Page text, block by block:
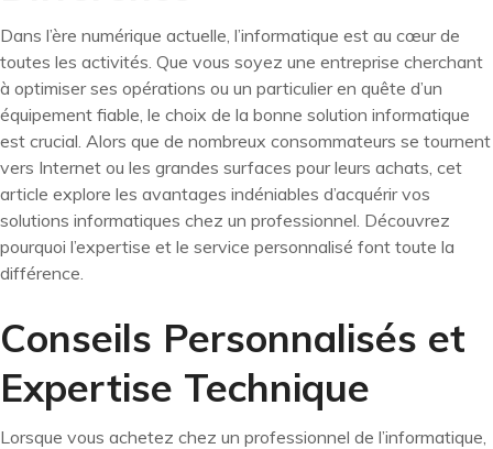
Dans l’ère numérique actuelle, l’informatique est au cœur de
toutes les activités. Que vous soyez une entreprise cherchant
à optimiser ses opérations ou un particulier en quête d’un
équipement fiable, le choix de la bonne solution informatique
est crucial. Alors que de nombreux consommateurs se tournent
vers Internet ou les grandes surfaces pour leurs achats, cet
article explore les avantages indéniables d’acquérir vos
solutions informatiques chez un professionnel. Découvrez
pourquoi l’expertise et le service personnalisé font toute la
différence.
Conseils Personnalisés et
Expertise Technique
Lorsque vous achetez chez un professionnel de l’informatique,